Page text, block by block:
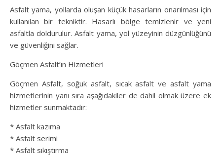
Asfalt yama, yollarda oluşan küçük hasarların onarılması için
kullanılan bir tekniktir. Hasarlı bölge temizlenir ve yeni
asfaltla doldurulur. Asfalt yama, yol yüzeyinin düzgünlüğünü
ve güvenliğini sağlar.
Göçmen Asfalt’ın Hizmetleri
Göçmen Asfalt, soğuk asfalt, sıcak asfalt ve asfalt yama
hizmetlerinin yanı sıra aşağıdakiler de dahil olmak üzere ek
hizmetler sunmaktadır:
* Asfalt kazıma
* Asfalt serimi
* Asfalt sıkıştırma